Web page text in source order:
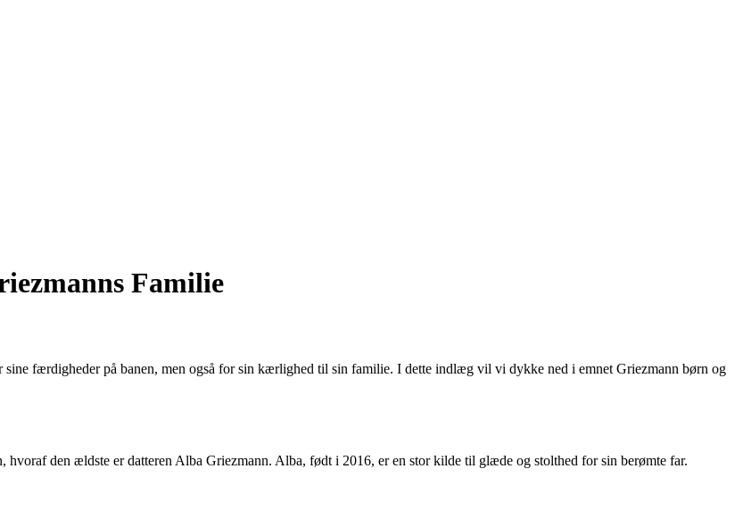
Familie
færdigheder på banen, men også for sin kærlighed til sin familie. I dette indlæg vil vi dykke ned i emnet Griezmann børn og
hvoraf den ældste er datteren Alba Griezmann. Alba, født i 2016, er en stor kilde til glæde og stolthed for sin berømte far.